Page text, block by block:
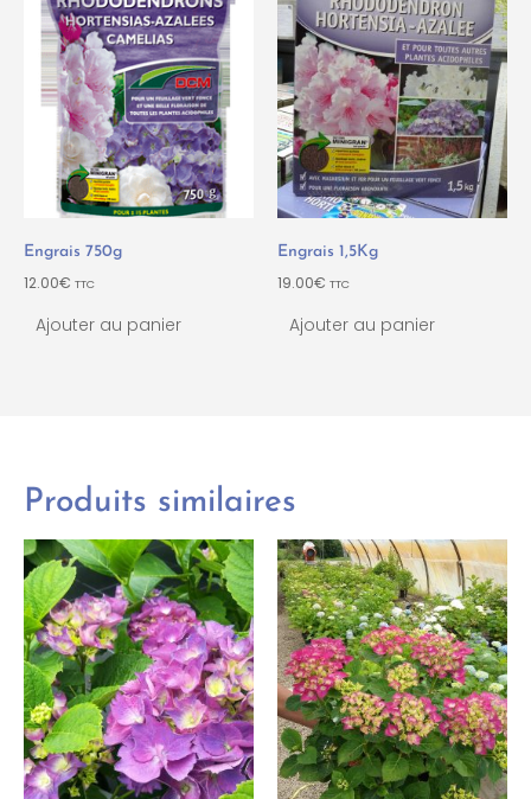
Engrais 750g
12.00€ TTC
Ajouter au panier
Engrais 1,5Kg
19.00€ TTC
Ajouter au panier
Produits similaires